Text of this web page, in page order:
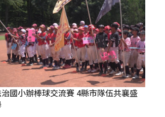
國小辦棒球交流賽 4縣市隊伍共襄盛